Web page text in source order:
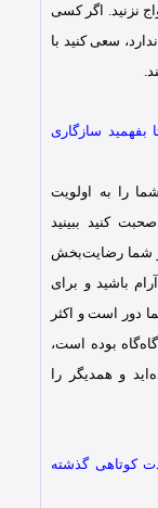
نزنید. اگر کسی
سعی کنید با
بفهمید سازگاری
را به اولویت
کنید ببینید
دو شما رضایت‌بخش
باشید و برای
دور است و اکثر
بوده است،
و همدیگر را
کوتاهی گذشته